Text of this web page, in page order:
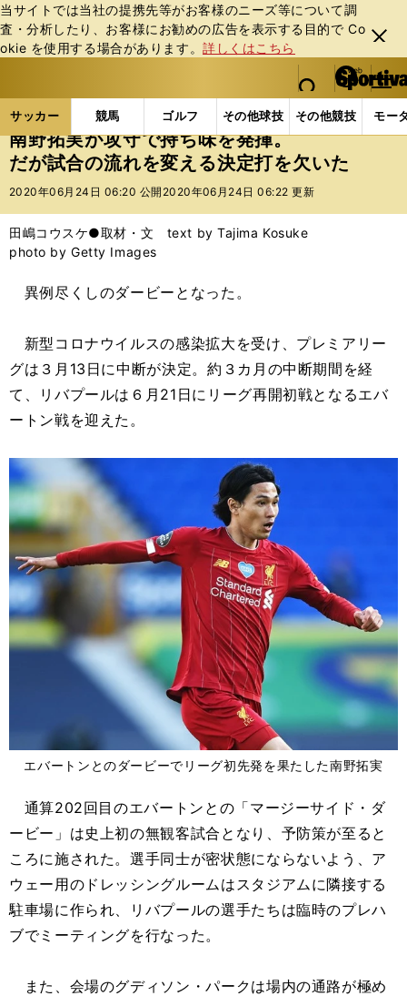
当サイトでは当社の提携先等がお客様のニーズ等について調
査・分析したり、お客様にお勧めの広告を表⽰する⽬的で Co
okie を使⽤する場合があります。詳しくはこちら
閉じ
る
web Sportiva (webスポルティーバ)
検索
マイペ
ー
ジ
メニュ
サッカー 競馬 ゴルフ その他球技 その他競技 モー
ス
ポ
ル
バ
サッカーの記事一覧 海外サッカー 海外サッカー
南野拓実が攻守で持ち味を発揮。
だが試合の流れを変える決定打を欠いた
2020年06月24日 06:20 公開 2020年06月24日 06:22 更新
田嶋コウスケ●取材・文 text by Tajima Kosuke
photo by Getty Images
異例尽くしのダービーとなった。
新型コロナウイルスの感染拡大を受け、プレミアリー
グは３月13日に中断が決定。約３カ月の中断期間を経
て、リバプールは６月21日にリーグ再開初戦となるエバ
ートン戦を迎えた。
エバートンとのダービーでリーグ初先発を果たした南野拓実
通算202回目のエバートンとの「マージーサイド・ダ
ービー」は史上初の無観客試合となり、予防策が至ると
ころに施された。選手同士が密状態にならないよう、ア
ウェー用のドレッシングルームはスタジアムに隣接する
駐車場に作られ、リバプールの選手たちは臨時のプレハ
ブでミーティングを行なった。
また、会場のグディソン・パークは場内の通路が極め